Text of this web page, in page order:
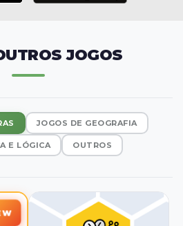
JOGOS
JOGOS DE GEOGRAFIA
E LÓGICA OUTROS